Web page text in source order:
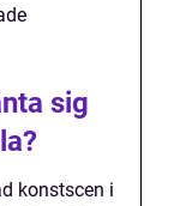
sig
konstscen i